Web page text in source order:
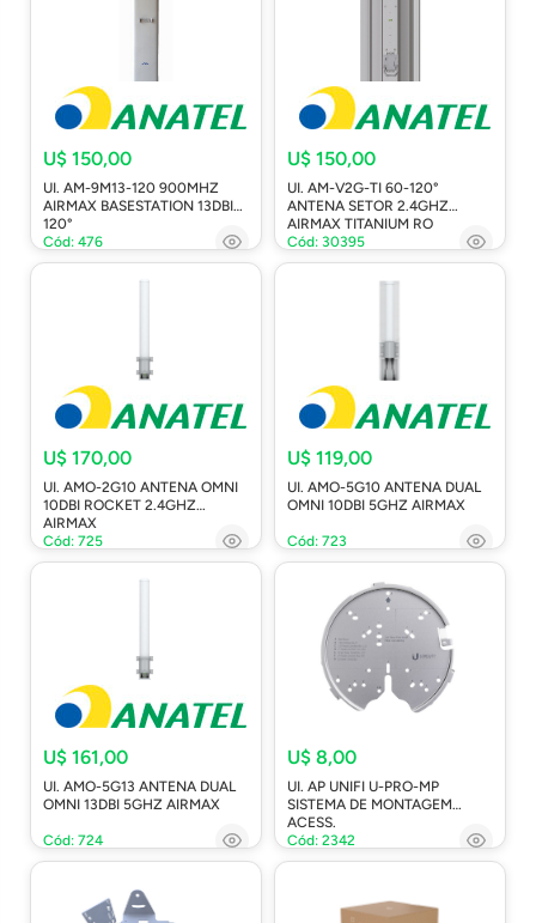
U$ 150,00
UI. AM-9M13-120 900MHZ
AIRMAX BASESTATION 13DBI
120°
Cód: 476
U$ 150,00
UI. AM-V2G-TI 60-120°
ANTENA SETOR 2.4GHZ
AIRMAX TITANIUM RO
Cód: 30395
U$ 170,00
UI. AMO-2G10 ANTENA OMNI
10DBI ROCKET 2.4GHZ
AIRMAX
Cód: 725
U$ 119,00
UI. AMO-5G10 ANTENA DUAL
OMNI 10DBI 5GHZ AIRMAX
Cód: 723
U$ 161,00
UI. AMO-5G13 ANTENA DUAL
OMNI 13DBI 5GHZ AIRMAX
Cód: 724
U$ 8,00
UI. AP UNIFI U-PRO-MP
SISTEMA DE MONTAGEM
ACESS.
Cód: 2342